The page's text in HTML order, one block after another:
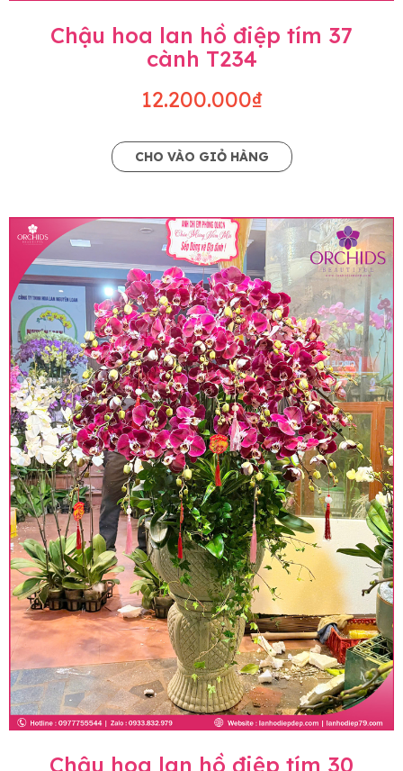
Chậu hoa lan hồ điệp tím 37
cành T234
12.200.000₫
CHO VÀO GIỎ HÀNG
Chậu hoa lan hồ điệp tím 30